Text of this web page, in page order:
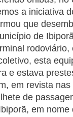
a iniciativa
que
de
rodoviário,
esta
e estava
em revista
de
em nome